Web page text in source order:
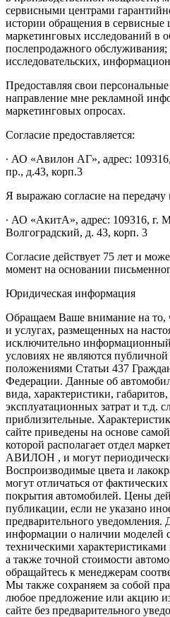
сервисными центрами
истории обращения в сервисные
маркетинговых исследований в
послепродажного
исследовательских,
Предоставляя свои
направление мне рекламной
маркетинговых опросах.
Согласие предоставляется:
∙ АО «Авилон АГ», адрес:
пр., д.43, корп.3
Я выражаю согласие на
∙ АО «АкитА», адрес: 109316, г.
Волгоградский, д. 43, корп. 3
Согласие действует 75 лет и
момент на основании
Юридическая информация
Обращаем Ваше внимание на то,
и услугах, размещенных на
исключительно
условиях не являются
положениями Статьи 437
Федерации. Данные об
вида, характеристики,
эксплуатационных затрат и т.д.
приблизительные.
сайте приведены на основе
которой располагает отдел
АВИЛОН , и могут периодически
Воспроизводимые цвета и
могут отличаться от
покрытия автомобилей. Цены
публикации, если не указано
предварительного уведомления.
информации о наличии моделей
техническими
а также точной стоимости
обращайтесь к менеджерам
Мы также сохраняем за собой
любое предложение или акцию
сайте без предварительного